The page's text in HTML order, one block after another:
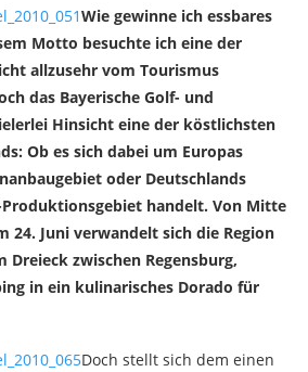
Wie gewinne ich essbares
Motto besuchte ich eine der
allzusehr vom Tourismus
das Bayerische Golf- und
Hinsicht eine der köstlichsten
Ob es sich dabei um Europas
oder Deutschlands
handelt. Von Mitte
24. Juni verwandelt sich die Region
Dreieck zwischen Regensburg,
in ein kulinarisches Dorado für
Doch stellt sich dem einen